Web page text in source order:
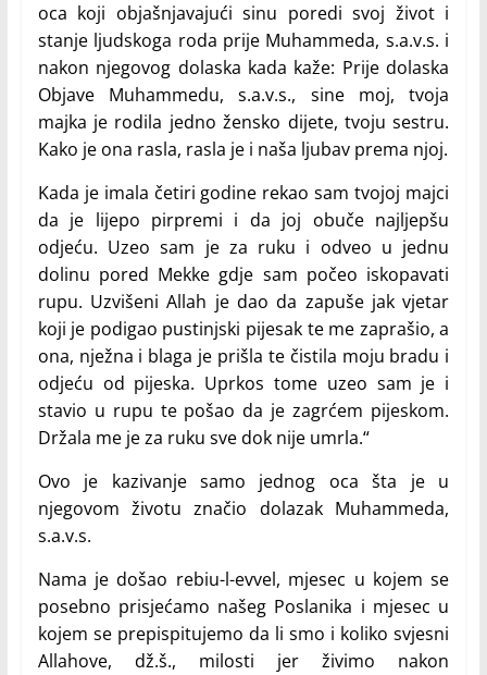
oca koji objašnjavajući sinu poredi svoj život i
stanje ljudskoga roda prije Muhammeda, s.a.v.s. i
nakon njegovog dolaska kada kaže: Prije dolaska
Objave Muhammedu, s.a.v.s., sine moj, tvoja
majka je rodila jedno žensko dijete, tvoju sestru.
Kako je ona rasla, rasla je i naša ljubav prema njoj.
Kada je imala četiri godine rekao sam tvojoj majci
da je lijepo pirpremi i da joj obuče najljepšu
odjeću. Uzeo sam je za ruku i odveo u jednu
dolinu pored Mekke gdje sam počeo iskopavati
rupu. Uzvišeni Allah je dao da zapuše jak vjetar
koji je podigao pustinjski pijesak te me zaprašio, a
ona, nježna i blaga je prišla te čistila moju bradu i
odjeću od pijeska. Uprkos tome uzeo sam je i
stavio u rupu te pošao da je zagrćem pijeskom.
Držala me je za ruku sve dok nije umrla.“
Ovo je kazivanje samo jednog oca šta je u
njegovom životu značio dolazak Muhammeda,
s.a.v.s.
Nama je došao rebiu-l-evvel, mjesec u kojem se
posebno prisjećamo našeg Poslanika i mjesec u
kojem se prepispitujemo da li smo i koliko svjesni
Allahove, dž.š., milosti jer živimo nakon